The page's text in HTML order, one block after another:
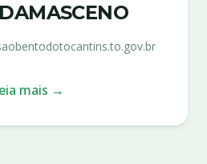
mais →